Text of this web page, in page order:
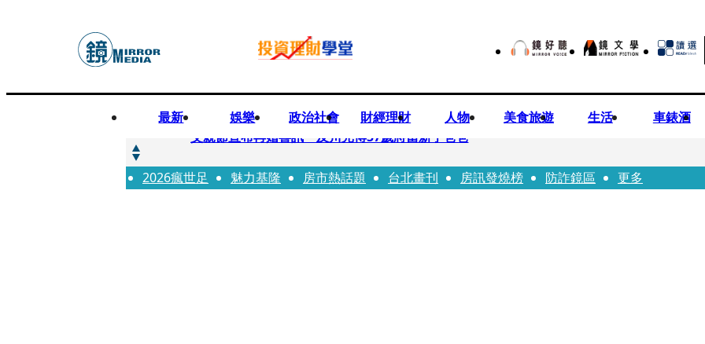
最新 娛樂 政治社會 財經理財 人物 美食旅遊 生活 車錶酒
快訊
父親節宣布再婚喜訊 及川光博57歲將當新手爸爸
快訊
改姓斷開阿湯哥！20歲舒莉首登台「1人分飾4角」 觀眾驚艷：錯怪星二代了
2026瘋世足 魅力基隆 房市熱話題 台北畫刊 房訊發燒榜 防詐鏡區 更多